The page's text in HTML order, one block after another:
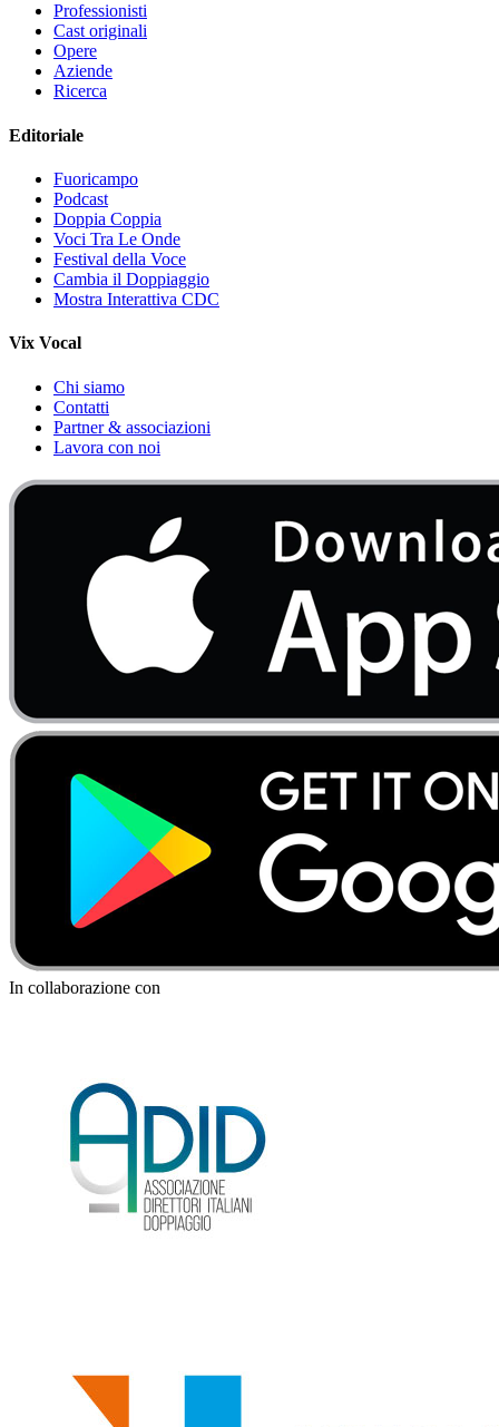
Professionisti
Cast originali
Opere
Aziende
Ricerca
Editoriale
Fuoricampo
Podcast
Doppia Coppia
Voci Tra Le Onde
Festival della Voce
Cambia il Doppiaggio
Mostra Interattiva CDC
Vix Vocal
Chi siamo
Contatti
Partner & associazioni
Lavora con noi
In collaborazione con